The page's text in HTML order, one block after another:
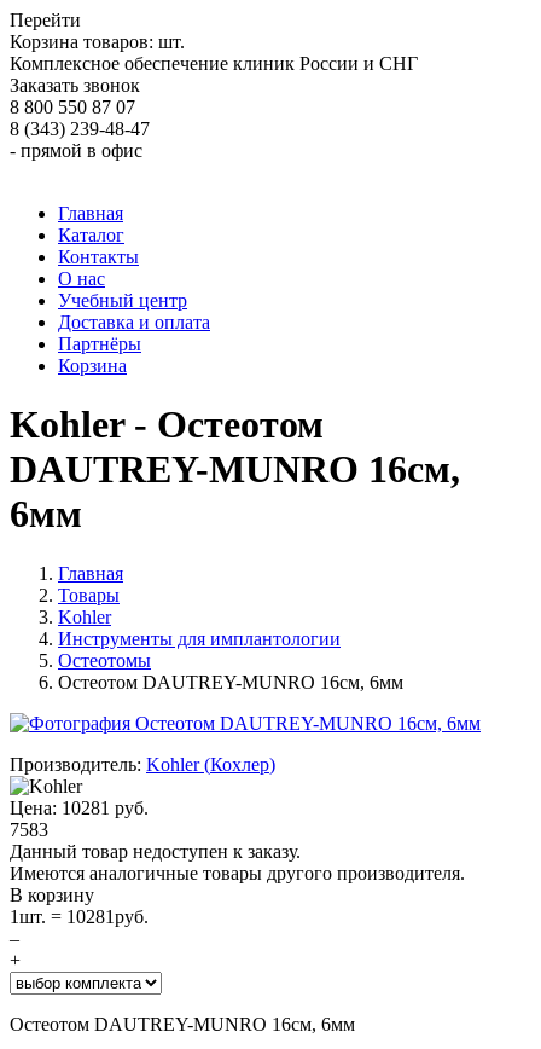
Перейти
Корзина товаров: шт.
Комплексное обеспечение клиник России и СНГ
Заказать звонок
8 800 550 87 07
8 (343) 239-48-47
- прямой в офис
Главная
Каталог
Контакты
О нас
Учебный центр
Доставка и оплата
Партнёры
Корзина
Kohler - Остеотом
DAUTREY-MUNRO 16см,
6мм
Главная
Товары
Kohler
Инструменты для имплантологии
Остеотомы
Остеотом DAUTREY-MUNRO 16см, 6мм
Производитель: Kohler(Кохлер)
Цена: 10281 руб.
7583
Данный товар недоступен к заказу.
Имеются аналогичные товары другого производителя.
В корзину
1шт. = 10281руб.
–
+
Остеотом DAUTREY-MUNRO 16см, 6мм